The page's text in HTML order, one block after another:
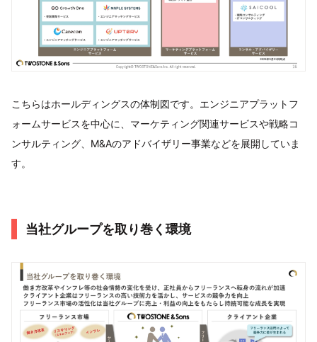
こちらはホールディングスの体制図です。エンジニアプラットフ
ォームサービスを中心に、マーケティング関連サービスや戦略コ
ンサルティング、M&Aのアドバイザリー事業などを展開していま
す。
当社グループを取り巻く環境